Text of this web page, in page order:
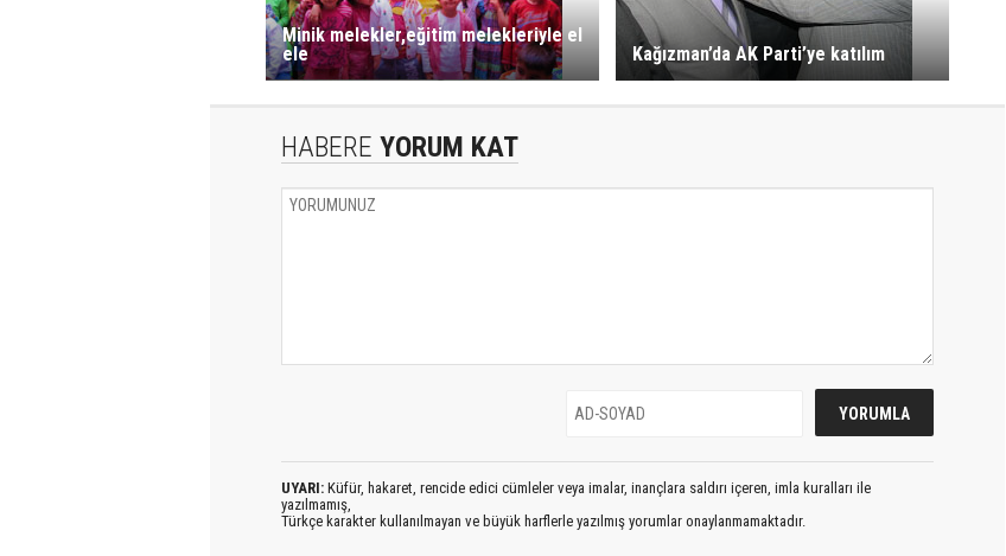
Minik melekler,eğitim melekleriyle el
ele
Kağızman’da AK Parti’ye katılım
HABERE YORUM KAT
UYARI: Küfür, hakaret, rencide edici cümleler veya imalar, inançlara saldırı içeren, imla kuralları ile
yazılmamış,
Türkçe karakter kullanılmayan ve büyük harflerle yazılmış yorumlar onaylanmamaktadır.